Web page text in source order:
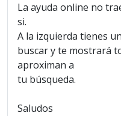
La ayuda online no
si.
A la izquierda tienes
buscar y te mostrará
aproximan a
tu búsqueda.
Saludos